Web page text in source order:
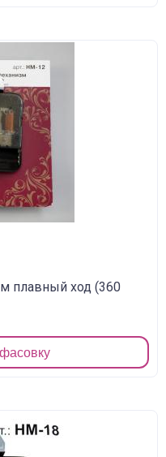
плавный ход (360